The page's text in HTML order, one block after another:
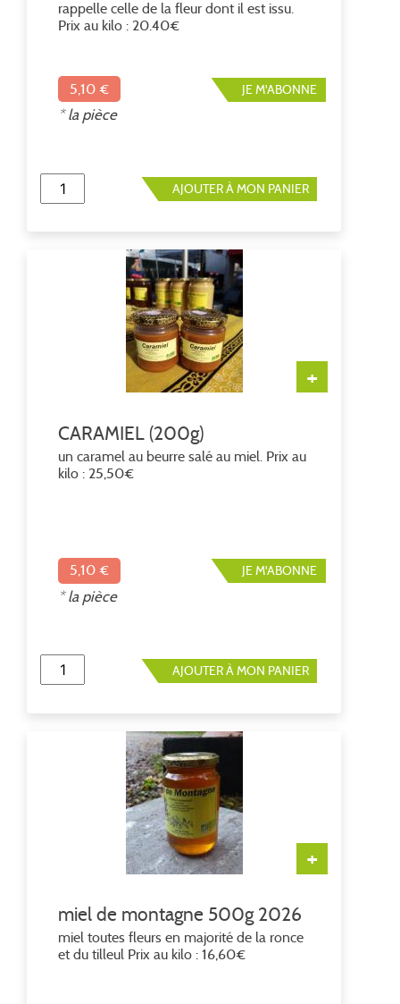
rappelle celle de la fleur dont il est issu.
Prix au kilo : 20.40€
JE M'ABONNE
5,10 €
* la pièce
AJOUTER À MON PANIER
+
CARAMIEL (200g)
un caramel au beurre salé au miel. Prix au
kilo : 25,50€
JE M'ABONNE
5,10 €
* la pièce
AJOUTER À MON PANIER
+
miel de montagne 500g 2026
miel toutes fleurs en majorité de la ronce
et du tilleul Prix au kilo : 16,60€